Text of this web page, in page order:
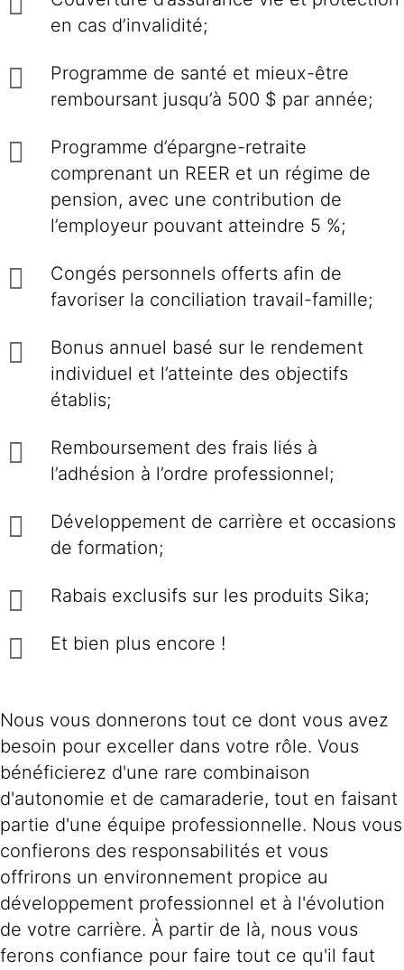
en cas d’invalidité;
Programme de santé et mieux-être
remboursant jusqu’à 500 $ par année;
Programme d’épargne-retraite
comprenant un REER et un régime de
pension, avec une contribution de
l’employeur pouvant atteindre 5 %;
Congés personnels offerts afin de
favoriser la conciliation travail-famille;
Bonus annuel basé sur le rendement
individuel et l’atteinte des objectifs
établis;
Remboursement des frais liés à
l’adhésion à l’ordre professionnel;
Développement de carrière et occasions
de formation;
Rabais exclusifs sur les produits Sika;
Et bien plus encore !
Nous vous donnerons tout ce dont vous avez
besoin pour exceller dans votre rôle. Vous
bénéficierez d'une rare combinaison
d'autonomie et de camaraderie, tout en faisant
partie d'une équipe professionnelle. Nous vous
confierons des responsabilités et vous
offrirons un environnement propice au
développement professionnel et à l'évolution
de votre carrière. À partir de là, nous vous
ferons confiance pour faire tout ce qu'il faut